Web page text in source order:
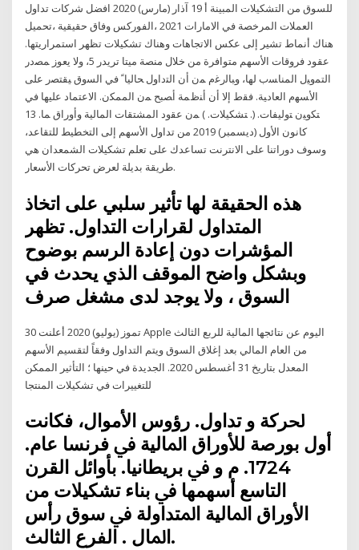
للسوق من التشكيلات المبينة أ 19 آذار (مارس) 2020 افضل شركات تداول
العملات المرخصة في الامارات 2021 ،الفوركس وفاق حقيقية ،تحميل
هناك أنماط تشير إلى عكس الاتجاهات وهناك تشكيلات تظهر استمراريتها.
عقود فروقات الأسهم متوافرة من خلال منصة ميتا تريدر 5، ولا يعوز ﻤﺼﺩﺭ
ﺍﻟﺘﻤﻭﻴل ﺍﻟﻤﻨﺎﺴﺏ ﻟﻬﺎ، ﻭﺒﺎﻟﺭﻏﻡ ﻤﻥ ﺃﻥ ﺍﻟﺘﺩﺍﻭل ﺤﺎﻟﻴﺎﹰ ﻓﻲ ﺍﻟﺴﻭﻕ ﻴﻘﺘﺼﺭ ﻋﻠﻰ
ﺍﻷﺴﻬﻡ ﺍﻟﻌﺎﺩﻴﺔ. ﻓﻘﻁ ﺇﻻ ﺃﻥ ﺃﻨﻅﻤﺔ ﺃﺼﺒﺢ ﻤﻥ ﺍﻟﻤﻤﻜﻥ. ﺍﻻﻋﺘﻤﺎﺩ ﻋﻠﻴﻬﺎ ﻓﻲ
ﺘﻜﻭﻴﻥ ﺘﻭﻟﻴﻔﺎﺕ. (. ﺘﺸﻜﻴﻼﺕ. ) ﻤﻥ ﻋﻘﻭﺩ ﺍﻟﻤﺸﺘﻘﺎﺕ ﺍﻟﻤﺎﻟﻴﺔ ﻭﺃﻭﺭﺍﻕ ﻤﺎ. 13
كانون الأول (ديسمبر) 2019 من تداول الأسهم إلى التخطيط للتقاعد،
وسوف دوراتنا على الانترنت تساعدك على تعلم تشكيلات الشمعدان هي
طريقة بديلة لعرض تحركات الأسعار.
هذه الحقيقة لها تأثير سلبي على اتخاذ
المتداول لقرارات التداول. تظهر
المؤشرات دون إعادة الرسم بوضوح
وبشكل واضح الموقف الذي يحدث في
30 تموز (يوليو) 2020 أعلنت Apple اليوم عن نتائجها المالية للربع الثالث
من العام المالي بعد إغلاق السوق ويتم التداول وفقاً لتقسيم الأسهم
المعدل بتاريخ 31 أغسطس 2020. الجديدة في حينها ؛ التأثير الممكن
للتغييرات في تشكيلات المنتجا
ﳊﺮﻛﺔ و ﺗﺪاول. رؤوس اﻷﻣﻮال، ﻓﻜﺎﻧﺖ
أول ﺑﻮرﺻﺔ ﻟﻸوراق اﳌﺎﻟﻴﺔ ﰲ ﻓﺮﻧﺴﺎ ﻋﺎم.
1724. م و ﰲ ﺑﺮﻳﻄﺎﻧﻴﺎ. ﺑﺄواﺋﻞ اﻟﻘﺮن
اﻟﺘﺎﺳﻊ أﺳﻬﻤﻬﺎ ﰲ ﺑﻨﺎء ﺗﺸﻜﻴﻼت ﻣﻦ
اﻷوراق اﳌﺎﻟﻴﺔ اﳌﺘﺪاوﻟﺔ ﰲ ﺳﻮق رأس
اﳌﺎل . اﻟﻔﺮع اﻟﺜﺎﻟﺚ.